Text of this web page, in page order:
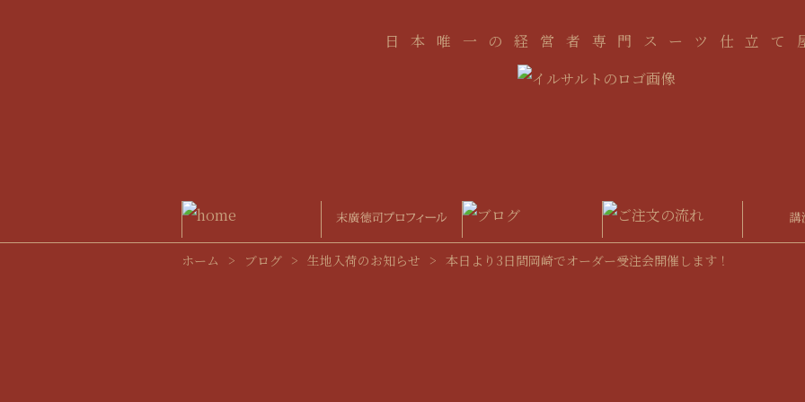
日本唯一の経営者専門スーツ仕立て
ホーム > ブログ > 生地入荷のお知らせ > 本日より3日間岡崎でオーダー受注会開催します！